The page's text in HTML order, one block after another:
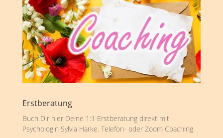
Erstberatung
Buch Dir hier Deine 1:1 Erstberatung direkt mit
Psychologin Sylvia Harke. Telefon- oder Zoom Coaching.